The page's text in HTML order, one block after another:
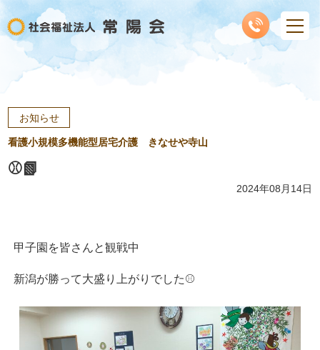
お知らせ
看護小規模多機能型居宅介護 きなせや寺山
⚾📗
2024年08月14日
甲子園を皆さんと観戦中
新潟が勝って大盛り上がりでした⚾